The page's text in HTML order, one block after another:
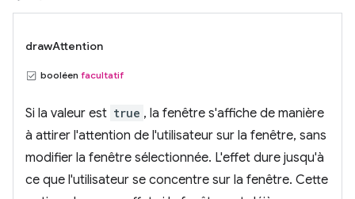
drawAttention
booléen facultatif
Si la valeur est true , la fenêtre s'affiche de manière
à attirer l'attention de l'utilisateur sur la fenêtre, sans
modifier la fenêtre sélectionnée. L'effet dure jusqu'à
ce que l'utilisateur se concentre sur la fenêtre. Cette